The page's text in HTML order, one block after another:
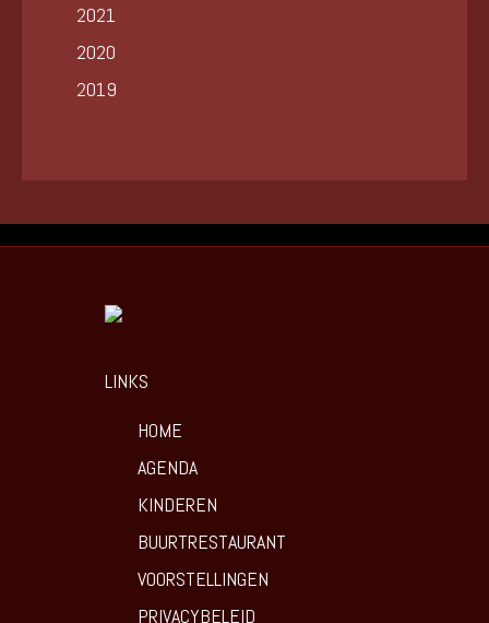
2021
2020
2019
LINKS
HOME
AGENDA
KINDEREN
BUURTRESTAURANT
VOORSTELLINGEN
PRIVACYBELEID